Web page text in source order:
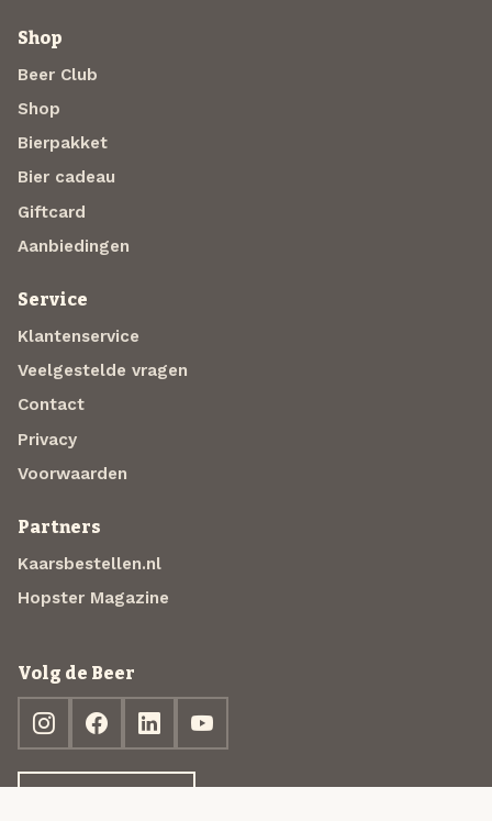
Shop
Beer Club
Shop
Bierpakket
Bier cadeau
Giftcard
Aanbiedingen
Service
Klantenservice
Veelgestelde vragen
Contact
Privacy
Voorwaarden
Partners
Kaarsbestellen.nl
Hopster Magazine
Volg de Beer